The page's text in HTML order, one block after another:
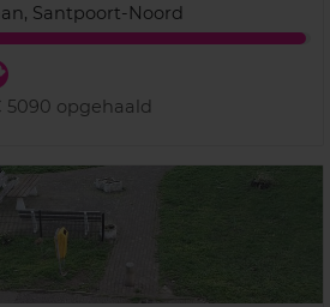
Santpoort-Noord
5090 opgehaald